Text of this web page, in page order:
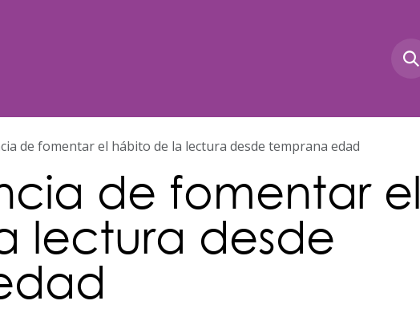
de fomentar el hábito de la lectura desde temprana edad
de fomentar el
lectura desde